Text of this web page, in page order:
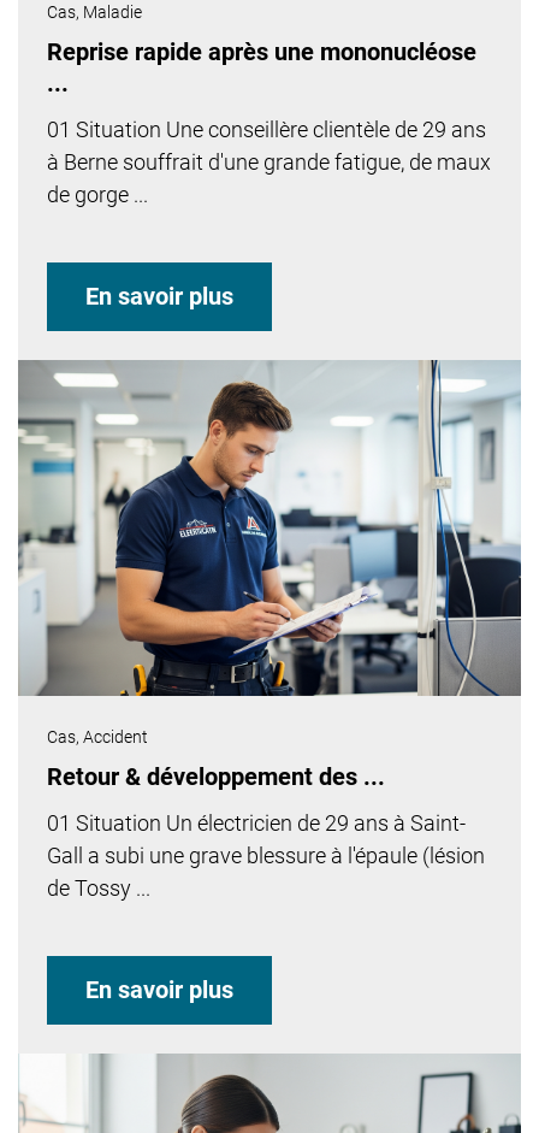
Cas, Maladie
Reprise rapide après une mononucléose
...
01 Situation Une conseillère clientèle de 29 ans
à Berne souffrait d'une grande fatigue, de maux
de gorge ...
En savoir plus
Cas, Accident
Retour & développement des ...
01 Situation Un électricien de 29 ans à Saint-
Gall a subi une grave blessure à l'épaule (lésion
de Tossy ...
En savoir plus